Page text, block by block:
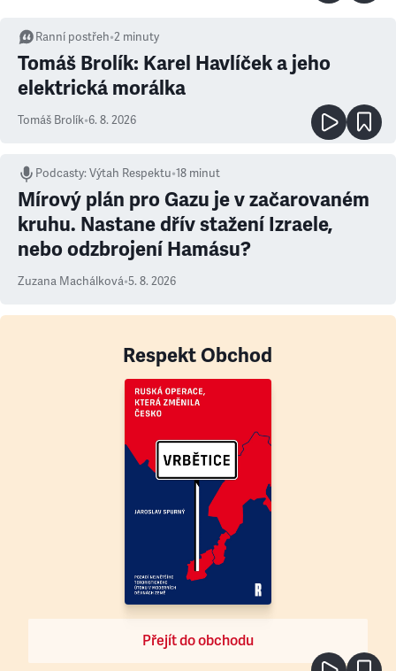
Ranní postřeh•2 minuty
Tomáš Brolík: Karel Havlíček a jeho
elektrická morálka
Tomáš Brolík•6. 8. 2026
Podcasty:Výtah Respektu•18 minut
Mírový plán pro Gazu je v začarovaném
kruhu. Nastane dřív stažení Izraele,
nebo odzbrojení Hamásu?
Zuzana Machálková•5. 8. 2026
Respekt Obchod
Přejít do obchodu